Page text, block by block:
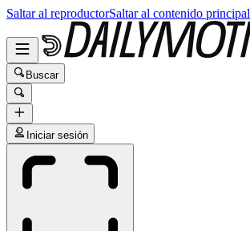
Saltar al reproductorSaltar al contenido principal
Buscar
Iniciar sesión